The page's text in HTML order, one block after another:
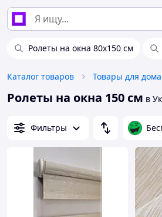
Ролеты на окна 80х150 см
Каталог товаров Товары для дома
Ролеты на окна 150 см в
Фильтры